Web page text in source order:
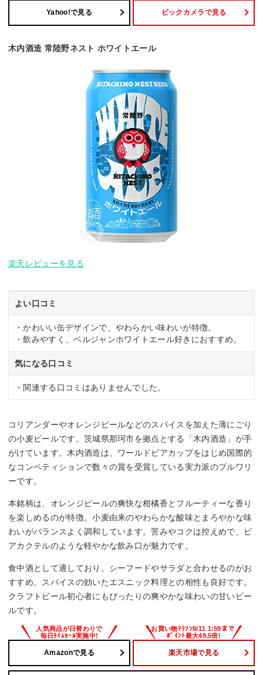
Yahoo!で見る ビックカメラで見る
木内酒造 常陸野ネスト ホワイトエール
楽天レビューを見る
よい口コミ
・かわいい缶デザインで、やわらかい味わいが特徴。
・飲みやすく、ベルジャンホワイトエール好きにおすすめ。
気になる口コミ
・関連する口コミはありませんでした。
コリアンダーやオレンジピールなどのスパイスを加えた薄にごり
の小麦ビールです。茨城県那珂市を拠点とする「木内酒造」が手
がけています。木内酒造は、ワールドビアカップをはじめ国際的
なコンペティションで数々の賞を受賞している実力派のブルワリ
ーです。
本銘柄は、オレンジピールの爽快な柑橘香とフルーティーな香り
を楽しめるのが特徴。小麦由来のやわらかな酸味とまろやかな味
わいがバランスよく調和しています。苦みやコクは控えめで、ビ
アカクテルのような軽やかな飲み口が魅力です。
食中酒として適しており、シーフードやサラダと合わせるのがお
すすめ。スパイスの効いたエスニック料理との相性も良好です。
クラフトビール初心者にもぴったりの爽やかな味わいの甘いビー
ルです。
Amazonで見る 楽天市場で見る